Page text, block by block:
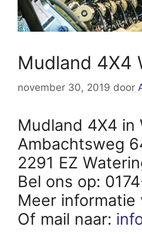
Mudland 4X4
november 30, 2019 door
Mudland 4X4 in
Ambachtsweg
2291 EZ
Bel ons op:
Meer informatie
Of mail naar: